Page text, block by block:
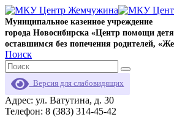
Муниципальное казенное учреждение
города Новосибирска «Центр помощи
оставшимся без попечения родителей,
Поиск
Версия для слабовидящих
Адрес: ул. Ватутина, д. 30
Телефон: 8 (383) 314-45-42